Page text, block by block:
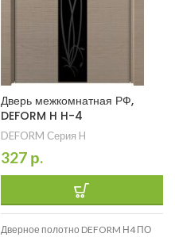
Дверь межкомнатная РФ,
DEFORM H H-4
DEFORM Серия H
327 р.
Дверное полотно DEFORM Н4 ПО